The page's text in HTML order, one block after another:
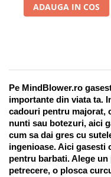
ADAUGA IN COS
Pe MindBlower.ro
importante din viata ta.
cadouri pentru majorat,
nunti sau botezuri, aici
cum sa dai gres cu
ingenioase. Aici gasesti
pentru barbati. Alege
petrecere, o plosca